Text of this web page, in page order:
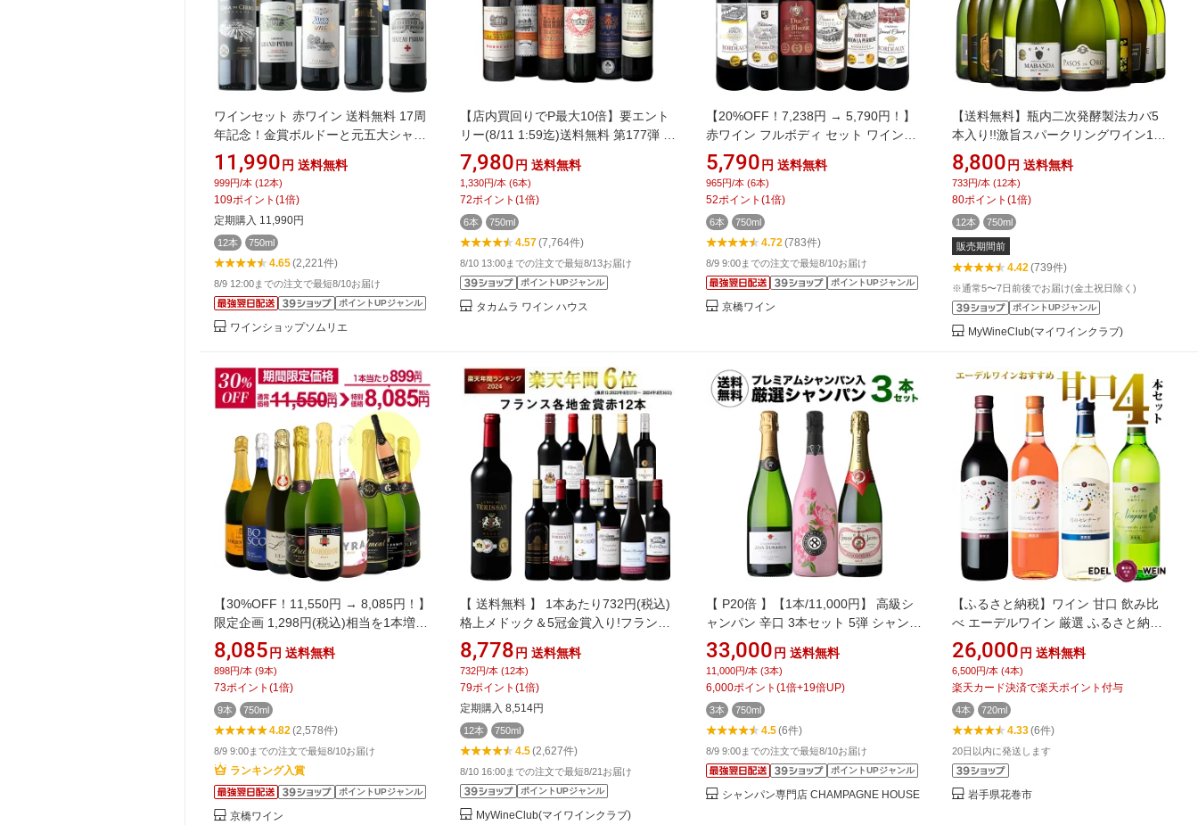
ワインセット 赤ワイン 送料無料 17周
年記念！金賞ボルドーと元五大シャト
ー醸造家の赤ワイン12本セット「8/4
更新」【フランスワイン ボルドーワイ
ン チリワイン フランス ボルドー チ
リ】【ワイン ギフト ソムリエ厳選】
11,990 円 送料無料
999円/本 (12本)
109ポイント (1倍)
定期購入 11,990円
12本 750ml
4.65(2,221件)
8/9 12:00までの注文で最短8/10お届け
ポイントUPジャンル
ワインショップソムリエ
【店内買回りでP最大10倍】要エント
リー(8/11 1:59迄)送料無料 第177弾 リ
アルワインガイドで最高評価A+獲得！
金賞の中の金賞を厳選 タカムラ自慢の
金賞ボルドー 6本 赤ワイン セット (追
加6本同梱可) 飲み比べ ギフト ワイン
セット ボルドー フランス 金賞 赤 [T]
7,980 円 送料無料
1,330円/本 (6本)
72ポイント (1倍)
6本 750ml
4.57(7,764件)
8/10 13:00までの注文で最短8/13お届け
ポイントUPジャンル
タカムラ ワイン ハウス
【20%OFF！7,238円 → 5,790円！】
赤ワイン フルボディ セット ワインセ
ット 赤 ワイン ギフト 箱 京橋ワイン
京橋わいん フランス 6本 金賞 ボルド
ー 上質 飲み比べ ボルドー 送料無料 第
298弾 全て 金賞受賞 史上最強級 極旨
ボルドー赤ワイン6本セット 飲み比べ
5,790 円 送料無料
965円/本 (6本)
52ポイント (1倍)
6本 750ml
4.72(783件)
8/9 9:00までの注文で最短8/10お届け
ポイントUPジャンル
京橋ワイン
【送料無料】瓶内二次発酵製法カバ5
本入り!!激旨スパークリングワイン12
本セット 第18弾 スパークリングワイ
ン 辛口 ワインセット 【W05494】
8,800 円 送料無料
733円/本 (12本)
80ポイント (1倍)
12本 750ml
販売期間前
4.42(739件)
※通常5〜7日前後でお届け(金土祝日除く)
ポイントUPジャンル
MyWineClub(マイワインクラブ)
【30%OFF！11,550円 → 8,085円！】
限定企画 1,298円(税込)相当を1本増量
辛口スパークリングワインセット (9本
+1本) スパークリングワイン セット 辛
口 ワインセット 泡 白 ロゼ ギフト 箱
京橋ワイン 京橋わいん 9本 オマケ 1本
合計 10本 750ml 送料無料 第150弾
8,085 円 送料無料
898円/本 (9本)
73ポイント (1倍)
9本 750ml
4.82(2,578件)
8/9 9:00までの注文で最短8/10お届け
ランキング入賞
ポイントUPジャンル
京橋ワイン
【 送料無料 】 1本あたり732円(税込)
格上メドック＆5冠金賞入り!フランス
金賞赤ワイン12本セット 第113弾
【9000418】 | 金賞受賞 飲み比べ ワイ
ン ワインセット wine wainn フルボデ
ィ ボルドー お買い得 パーティー ギフ
ト
8,778 円 送料無料
732円/本 (12本)
79ポイント (1倍)
定期購入 8,514円
12本 750ml
4.5(2,627件)
8/10 16:00までの注文で最短8/21お届け
ポイントUPジャンル
MyWineClub(マイワインクラブ)
【 P20倍 】【1本/11,000円】 高級シ
ャンパン 辛口 3本セット 5弾 シャンパ
ンセット ギフト シャンパーニュ 泡 送
料無料 厳選 シャンパンセット 送料無
料 浜運A プレゼント 誕生日期間:8/4
20:00～11 1:59まで
33,000 円 送料無料
11,000円/本 (3本)
6,000ポイント (1倍+19倍UP)
3本 750ml
4.5(6件)
8/9 9:00までの注文で最短8/10お届け
ポイントUPジャンル
シャンパン専門店 CHAMPAGNE HOUSE
【ふるさと納税】ワイン 甘口 飲み比
べ エーデルワイン 厳選 ふるさと納税
ワイン 4本セット 母の日 父の日 ギフ
ト ひな祭り 女子会
26,000 円 送料無料
6,500円/本 (4本)
楽天カード決済で楽天ポイント付与
4本 720ml
4.33(6件)
20日以内に発送します
岩手県花巻市